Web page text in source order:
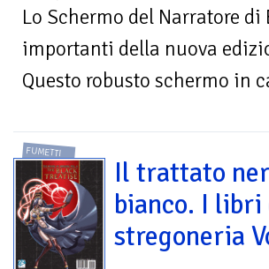
Lo Schermo del Narratore
importanti della nuova
Questo robusto schermo in
FUMETTI
Il trattato
bianco. I
stregoneria